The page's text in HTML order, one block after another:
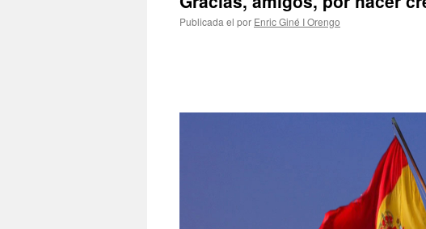
Publicada el por Enric Giné I Orengo